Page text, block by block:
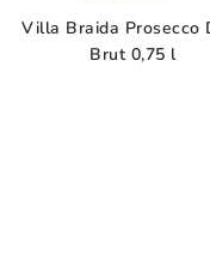
Villa Braida Prosecco
Brut 0,75 l